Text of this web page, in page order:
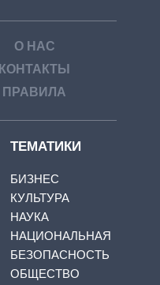
О НАС
КОНТАКТЫ
ПРАВИЛА
ТЕМАТИКИ
БИЗНЕС
КУЛЬТУРА
НАУКА
НАЦИОНАЛЬНАЯ
БЕЗОПАСНОСТЬ
ОБЩЕСТВО